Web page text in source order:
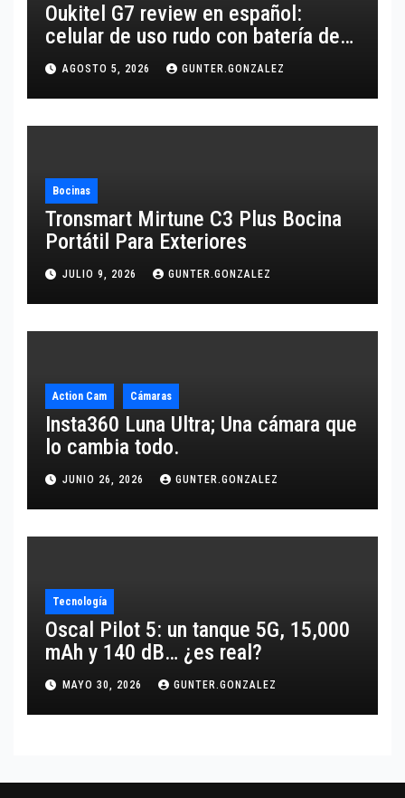
Oukitel G7 review en español:
celular de uso rudo con batería de
10,600 mAh
AGOSTO 5, 2026 GUNTER.GONZALEZ
Bocinas
Tronsmart Mirtune C3 Plus Bocina
Portátil Para Exteriores
JULIO 9, 2026 GUNTER.GONZALEZ
Action Cam Cámaras
Insta360 Luna Ultra; Una cámara que
lo cambia todo.
JUNIO 26, 2026 GUNTER.GONZALEZ
Tecnología
Oscal Pilot 5: un tanque 5G, 15,000
mAh y 140 dB… ¿es real?
MAYO 30, 2026 GUNTER.GONZALEZ